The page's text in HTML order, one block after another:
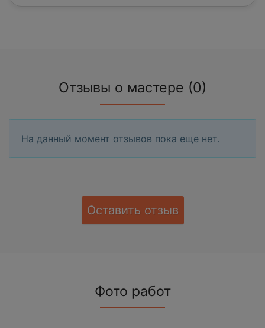
Отзывы о мастере (0)
На данный момент отзывов пока еще нет.
Оставить отзыв
Фото работ